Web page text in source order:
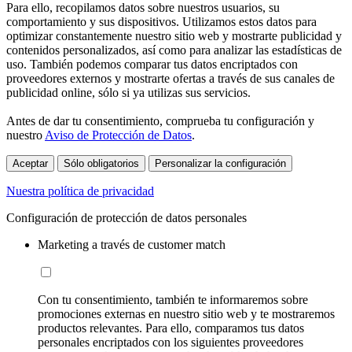
Para ello, recopilamos datos sobre nuestros usuarios, su
comportamiento y sus dispositivos. Utilizamos estos datos para
optimizar constantemente nuestro sitio web y mostrarte publicidad y
contenidos personalizados, así como para analizar las estadísticas de
uso. También podemos comparar tus datos encriptados con
proveedores externos y mostrarte ofertas a través de sus canales de
publicidad online, sólo si ya utilizas sus servicios.
Antes de dar tu consentimiento, comprueba tu configuración y
nuestro Aviso de Protección de Datos.
Aceptar Sólo obligatorios Personalizar la configuración
Nuestra política de privacidad
Configuración de protección de datos personales
Marketing a través de customer match
Con tu consentimiento, también te informaremos sobre
promociones externas en nuestro sitio web y te mostraremos
productos relevantes. Para ello, comparamos tus datos
personales encriptados con los siguientes proveedores